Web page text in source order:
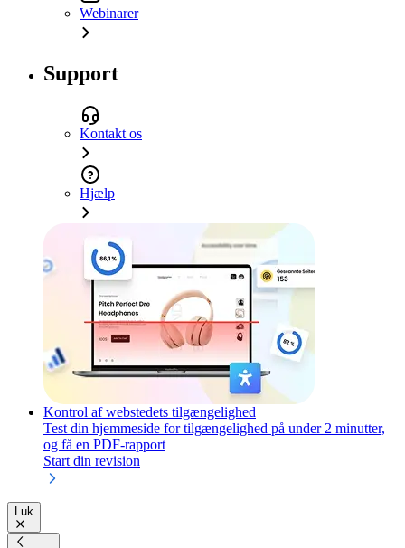
Webinarer
Support
Kontakt os
Hjælp
Kontrol af webstedets tilgængelighed
Test din hjemmeside for tilgængelighed på under 2 minutter,
og få en PDF-rapport
Start din revision
Luk